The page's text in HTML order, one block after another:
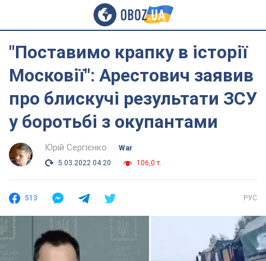
"Поставимо крапку в історії
Московії": Арестович заявив
про блискучі результати ЗСУ
у боротьбі з окупантами
Юрій Сергієнко
War
5.03.2022 04:20
106,0 т.
513 РУС